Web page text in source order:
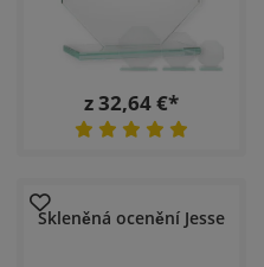
z 32,64 €*
Skleněná ocenění Jesse